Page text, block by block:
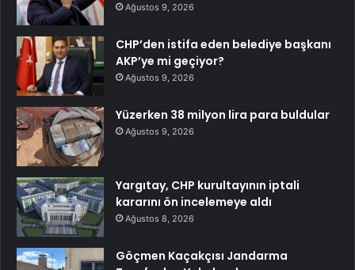
Ağustos 9, 2026
CHP’den istifa eden belediye başkanı
AKP’ye mi geçiyor?
Ağustos 9, 2026
Yüzerken 38 milyon lira para buldular
Ağustos 9, 2026
Yargıtay, CHP kurultayının iptali
kararını ön incelemeye aldı
Ağustos 8, 2026
Göçmen Kaçakçısı Jandarma